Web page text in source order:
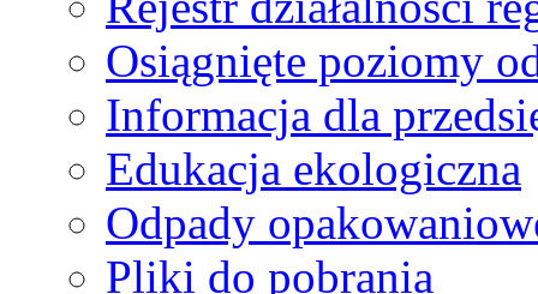
Osiągnięte poziomy
Informacja dla
Edukacja ekologiczna
Odpady
Pliki do pobrania